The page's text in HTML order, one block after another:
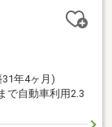
年4ヶ月)
で自動車利用2.3